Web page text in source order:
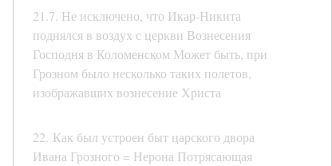
21.7. Не исключено, что Икар-Никита
поднялся в воздух с церкви Вознесения
Господня в Коломенском Может быть, при
Грозном было несколько таких полетов,
изображавших вознесение Христа
22. Как был устроен быт царского двора
Ивана Грозного = Нерона Потрясающая